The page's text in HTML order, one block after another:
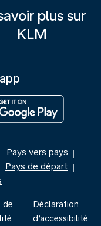
savoir plus sur
KLM
| Pays vers pays |
Pays de départ |
de
Déclaration
d’accessibilité